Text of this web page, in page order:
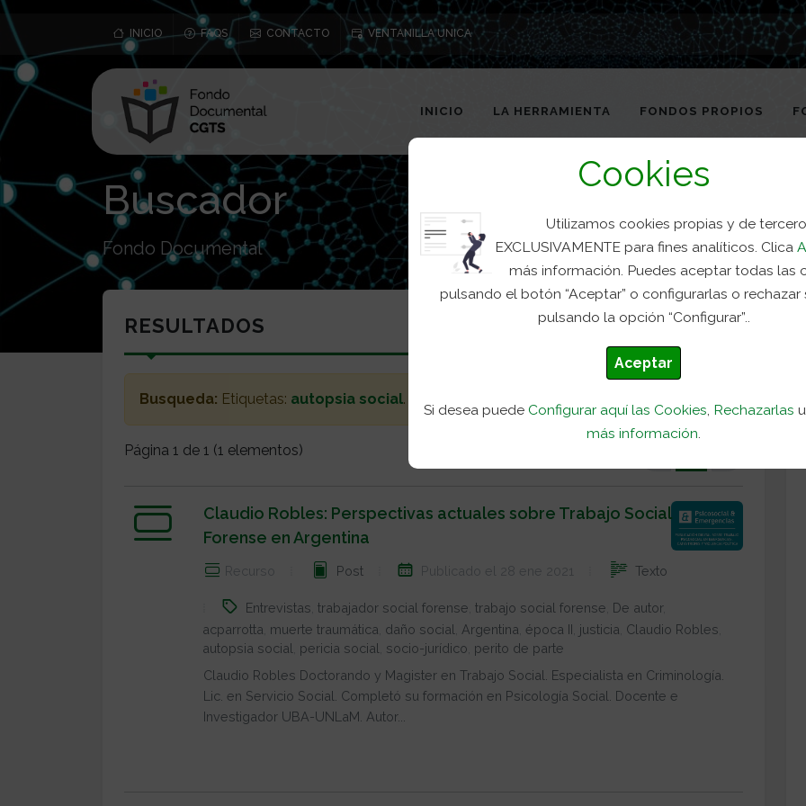
Cookies
Utilizamos cookies propias y de
EXCLUSIVAMENTE para fines analíticos. Clica
más información. Puedes aceptar todas las
pulsando el botón “Aceptar” o configurarlas o rechazar
pulsando la opción “Configurar”..
Aceptar
Si desea puedeConfigurar aquí las Cookies Rechazarlas
más información
INICIO FAQS CONTACTO VENTANILLA UNICA
INICIO LA HERRAMIENTA FONDOS PROPIOS
Buscador
Fondo Documental
RESULTADOS
Busqueda: Etiquetas: autopsia social.
Página 1 de 1 (1 elementos)
Claudio Robles: Perspectivas actuales sobre Trabajo Social
Forense en Argentina
Recurso Post Publicado el 28 ene 2021 Texto
Entrevistas trabajador social forense trabajo social forense De autor,
acparrotta muerte traumática daño social Argentina época II justicia Claudio Robles
autopsia social pericia social socio-jurídico perito de parte
Claudio Robles Doctorando y Magister en Trabajo Social. Especialista en Criminología.
Lic. en Servicio Social. Completó su formación en Psicología Social. Docente e
Investigador UBA-UNLaM. Autor...